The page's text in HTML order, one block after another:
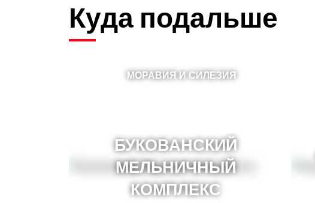
Куда подальше
МОРАВИЯ И СИЛЕЗИЯ
БУКОВАНСКИЙ
МЕЛЬНИЧНЫЙ
КОМПЛЕКС